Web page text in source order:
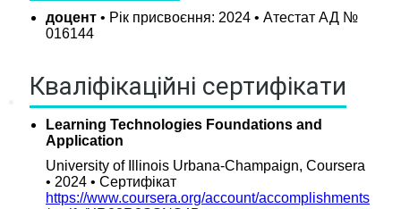
Міжнародна співпраця
Подвійні дипломи
Міжнародні проекти
доцент • Рік присвоєння: 2024 • Атестат АД №
016144
Кваліфікаційні сертифікати
Learning Technologies Foundations and
Application
University of Illinois Urbana-Champaign, Coursera
• 2024 • Cертифікат
https://www.coursera.org/account/accomplishments